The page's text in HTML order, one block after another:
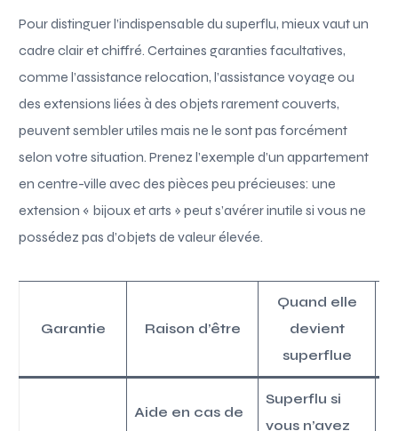
Pour distinguer l’indispensable du superflu, mieux vaut un
cadre clair et chiffré. Certaines garanties facultatives,
comme l’assistance relocation, l’assistance voyage ou
des extensions liées à des objets rarement couverts,
peuvent sembler utiles mais ne le sont pas forcément
selon votre situation. Prenez l’exemple d’un appartement
en centre-ville avec des pièces peu précieuses: une
extension « bijoux et arts » peut s’avérer inutile si vous ne
possédez pas d’objets de valeur élevée.
Garantie Raison d’être
Quand elle
devient
superflue
Aide en cas de
Superflu si
vous n’avez